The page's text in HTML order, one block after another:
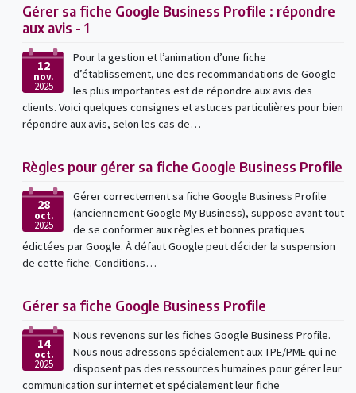
Gérer sa fiche Google Business Profile : répondre
aux avis - 1
12
nov.
2025
Pour la gestion et l’animation d’une fiche
d’établissement, une des recommandations de Google
les plus importantes est de répondre aux avis des
clients. Voici quelques consignes et astuces particulières pour bien
répondre aux avis, selon les cas de…
Règles pour gérer sa fiche Google Business Profile
28
oct.
2025
Gérer correctement sa fiche Google Business Profile
(anciennement Google My Business), suppose avant tout
de se conformer aux règles et bonnes pratiques
édictées par Google. À défaut Google peut décider la suspension
de cette fiche. Conditions…
Gérer sa fiche Google Business Profile
14
oct.
2025
Nous revenons sur les fiches Google Business Profile.
Nous nous adressons spécialement aux TPE/PME qui ne
disposent pas des ressources humaines pour gérer leur
communication sur internet et spécialement leur fiche